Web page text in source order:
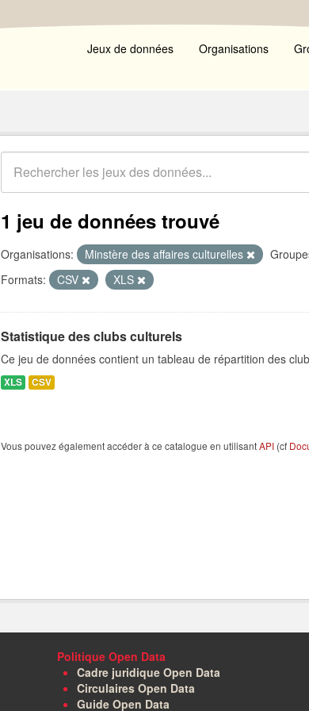
Jeux de données Organisations
1 jeu de données trouvé
Organisations: Minstère des affaires culturelles
Formats:
CSV XLS
Statistique des clubs culturels
Ce jeu de données contient un tableau de répartition des
XLS CSV
Vous pouvez également accéder à ce catalogue en utilisantAPI (cf
Politique Open Data
Cadre juridique Open Data
Circulaires Open Data
Guide Open Data